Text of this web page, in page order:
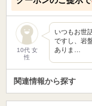
10代 女
性
いつもお世
ですし、岩
ありま…
関連情報から探す